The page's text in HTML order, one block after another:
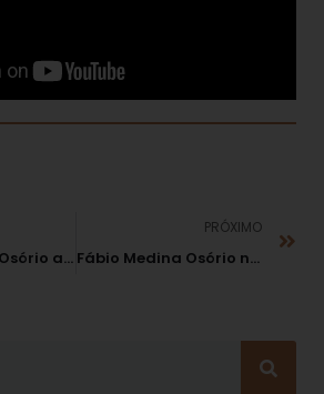
Fábio Medina Osório analisou o futuro do MP em reunião do CNPG
PRÓXIMO
Fábio Medina Osório no curso de pós-graduação em Políticas Públicas e Tutela Coletiva do MP-RJ